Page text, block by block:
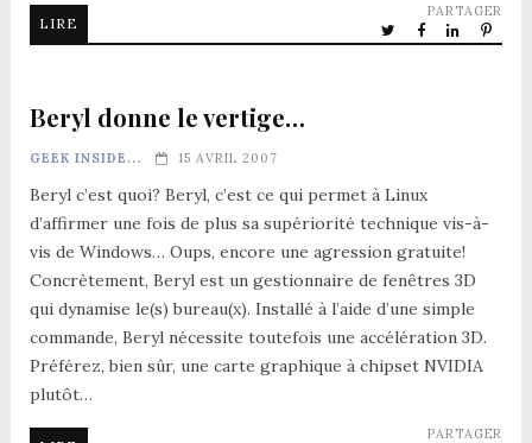
LIRE
PARTAGER
Beryl donne le vertige…
GEEK INSIDE... 15 AVRIL 2007
Beryl c’est quoi? Beryl, c’est ce qui permet à Linux
d’affirmer une fois de plus sa supériorité technique vis-à-
vis de Windows… Oups, encore une agression gratuite!
Concrètement, Beryl est un gestionnaire de fenêtres 3D
qui dynamise le(s) bureau(x). Installé à l’aide d’une simple
commande, Beryl nécessite toutefois une accélération 3D.
Préférez, bien sûr, une carte graphique à chipset NVIDIA
plutôt…
PARTAGER